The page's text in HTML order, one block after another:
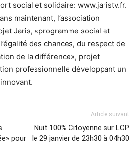
social et solidaire: www.jaristv.fr.
maintenant, l’association
Jaris, «programme social et
des chances, du respect de
de la différence», projet
professionnelle développant un
pour
Article suivant
Nuit 100% Citoyenne sur LCP
le 29 janvier de 23h30 à 04h30